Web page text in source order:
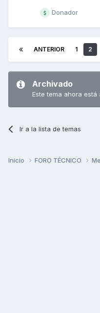
Donador
ANTERIOR 1 2
Archivado
Este tema ahora
Ir a la lista de temas
Inicio FORO TÉCNICO